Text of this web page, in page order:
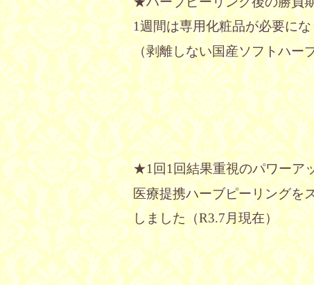
1週間は専用化粧品が必要にな
（剥離しない国産ソフトハー
★1回1回結果重視のパワーア
医療提携ハーブピーリングを
しました（R3.7月現在）